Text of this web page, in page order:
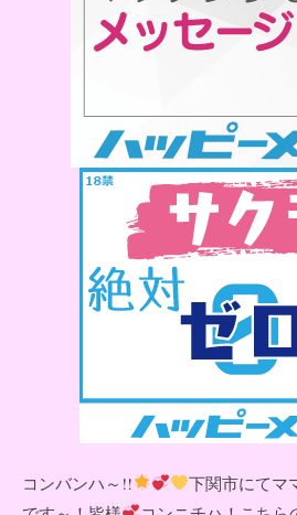
コンバンハ～!! 下関市にてマ